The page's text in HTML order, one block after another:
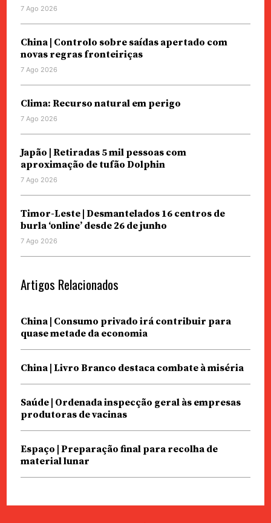
7 Ago 2026
China | Controlo sobre saídas apertado com
novas regras fronteiriças
7 Ago 2026
Clima: Recurso natural em perigo
7 Ago 2026
Japão | Retiradas 5 mil pessoas com
aproximação de tufão Dolphin
7 Ago 2026
Timor-Leste | Desmantelados 16 centros de
burla ‘online’ desde 26 de junho
7 Ago 2026
Artigos Relacionados
China | Consumo privado irá contribuir para
quase metade da economia
China | Livro Branco destaca combate à miséria
Saúde | Ordenada inspecção geral às empresas
produtoras de vacinas
Espaço | Preparação final para recolha de
material lunar